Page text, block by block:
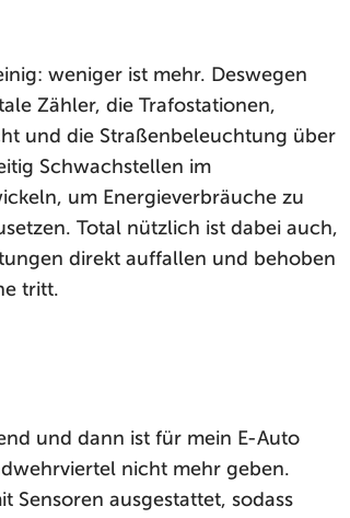
weniger ist mehr. Deswegen
Zähler, die Trafostationen,
und die Straßenbeleuchtung über
Schwachstellen im
um Energieverbräuche zu
Total nützlich ist dabei auch,
direkt auffallen und behoben
tritt.
und dann ist für mein E-Auto
nicht mehr geben.
Sensoren ausgestattet, sodass